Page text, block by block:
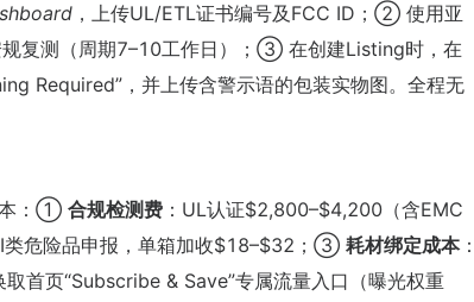
，上传UL/ETL证书编号及FCC ID；② 使用亚
复测（周期7–10工作日）；③ 在创建Listing时，在
Required”，并上传含警示语的包装实物图。全程无
本：① 合规检测费 ：UL认证$2,800–$4,200（含EMC
类危险品申报，单箱加收$18–$32；③ 耗材绑定成本：
取首页“Subscribe & Save”专属流量入口（曝光权重